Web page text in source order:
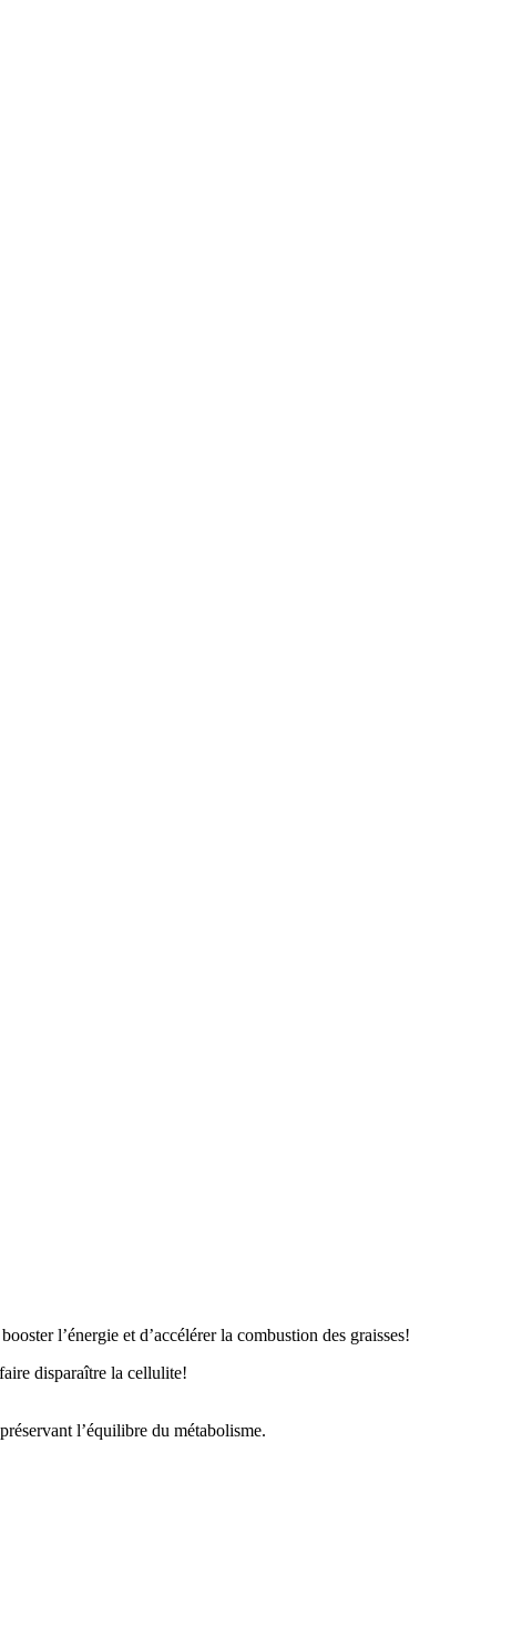
l’énergie et d’accélérer la combustion des graisses!
disparaître la cellulite!
l’équilibre du métabolisme.